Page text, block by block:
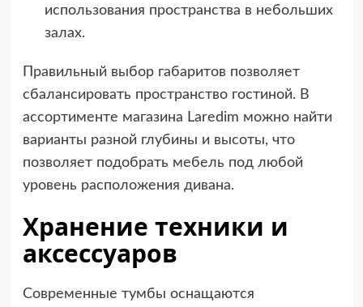
использования пространства в небольших
залах.
Правильный выбор габаритов позволяет
сбалансировать пространство гостиной. В
ассортименте магазина Laredim можно найти
варианты разной глубины и высоты, что
позволяет подобрать мебель под любой
уровень расположения дивана.
Хранение техники и
аксессуаров
Современные тумбы оснащаются